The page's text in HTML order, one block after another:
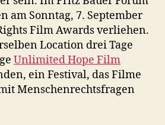
am Sonntag, 7. September
Film Awards verliehen.
Location drei Tage
Unlimited Hope Film
ein Festival, das Filme
Menschenrechtsfragen